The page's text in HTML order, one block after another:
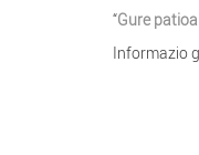
“Gure patioa
Informazio